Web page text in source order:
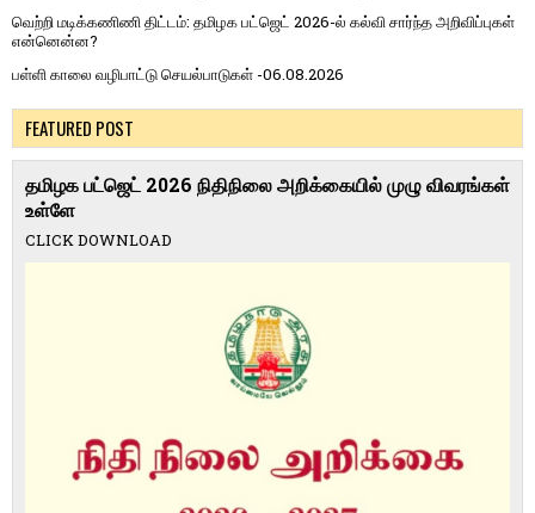
வெற்றி மடிக்கணிணி திட்டம்: தமிழக பட்ஜெட் 2026-ல் கல்வி சார்ந்த அறிவிப்புகள்
என்னென்ன?
பள்ளி காலை வழிபாட்டு செயல்பாடுகள் -06.08.2026
FEATURED POST
தமிழக பட்ஜெட் 2026 நிதிநிலை அறிக்கையில் முழு விவரங்கள்
உள்ளே
CLICK DOWNLOAD